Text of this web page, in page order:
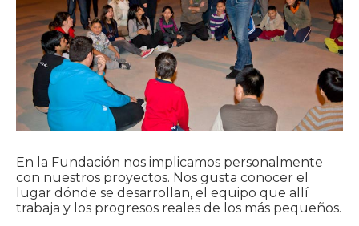
En la Fundación nos implicamos personalmente
con nuestros proyectos. Nos gusta conocer el
lugar dónde se desarrollan, el equipo que allí
trabaja y los progresos reales de los más pequeños.